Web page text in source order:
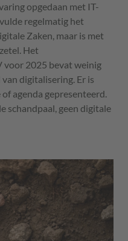
opgedaan met IT-
regelmatig het
Zaken, maar is met
Het
voor 2025 bevat weinig
digitalisering. Er is
agenda gepresenteerd.
schandpaal, geen digitale